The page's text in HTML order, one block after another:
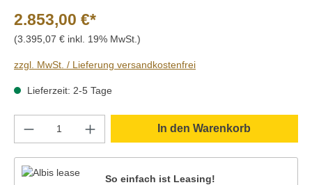
2.853,00 €*
(3.395,07 € inkl. 19% MwSt.)
zzgl. MwSt. / Lieferung versandkostenfrei
Lieferzeit: 2-5 Tage
Produkt Anzahl: Gib den gewünschten
In den Warenkorb
So einfach ist Leasing!